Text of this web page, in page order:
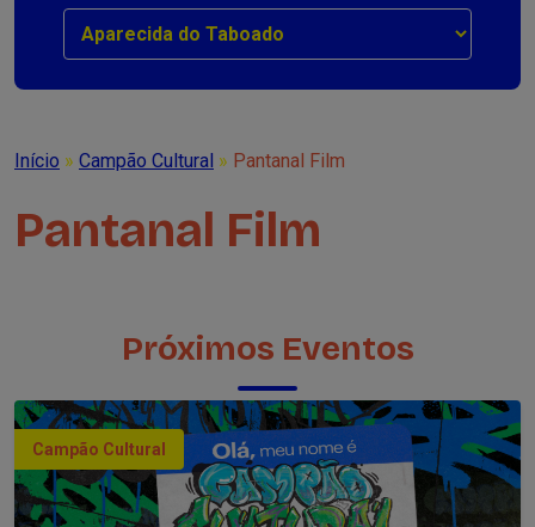
Início » Campão Cultural » Pantanal Film
Pantanal Film
Próximos Eventos
Campão Cultural